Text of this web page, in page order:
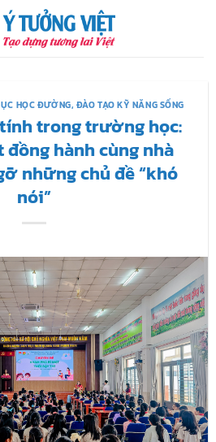
HỌC ĐƯỜNG, ĐÀO TẠO KỸ NĂNG SỐNG
trong trường học:
hành cùng nhà
những chủ đề “khó
nói”